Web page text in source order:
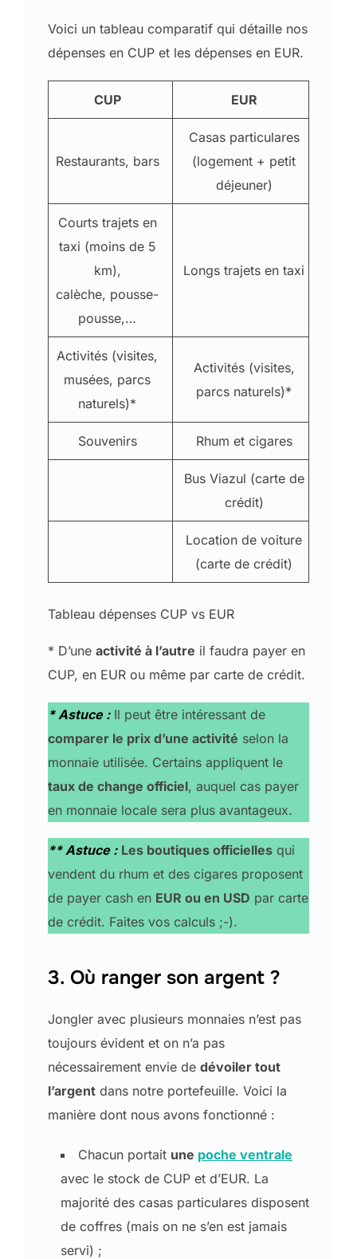
Voici un tableau comparatif qui détaille nos
dépenses en CUP et les dépenses en EUR.
CUP EUR
Restaurants, bars
Casas particulares
(logement + petit
déjeuner)
Courts trajets en
taxi (moins de 5
km),
calèche, pousse-
pousse,…
Longs trajets en taxi
Activités (visites,
musées, parcs
naturels)*
Activités (visites,
parcs naturels)*
Souvenirs Rhum et cigares
Bus Viazul (carte de
crédit)
Location de voiture
(carte de crédit)
Tableau dépenses CUP vs EUR
* D’une activité à l’autre il faudra payer en
CUP, en EUR ou même par carte de crédit.
* Astuce : Il peut être intéressant de
comparer le prix d’une activité selon la
monnaie utilisée. Certains appliquent le
taux de change officiel, auquel cas payer
en monnaie locale sera plus avantageux.
** Astuce : Les boutiques officielles qui
vendent du rhum et des cigares proposent
de payer cash en EUR ou en USD par carte
de crédit. Faites vos calculs ;-).
3. Où ranger son argent ?
Jongler avec plusieurs monnaies n’est pas
toujours évident et on n’a pas
nécessairement envie de dévoiler tout
l’argent dans notre portefeuille. Voici la
manière dont nous avons fonctionné :
Chacun portait une poche ventrale
avec le stock de CUP et d’EUR. La
majorité des casas particulares disposent
de coffres (mais on ne s’en est jamais
servi) ;